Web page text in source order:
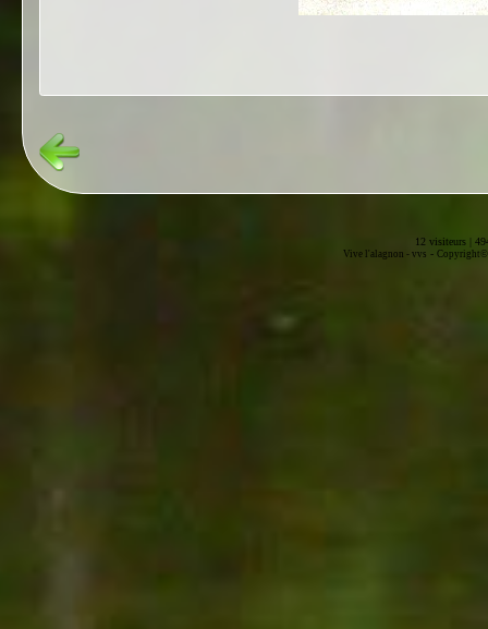
12 visiteurs |
Vive l'alagnon - vvs - Copyright©